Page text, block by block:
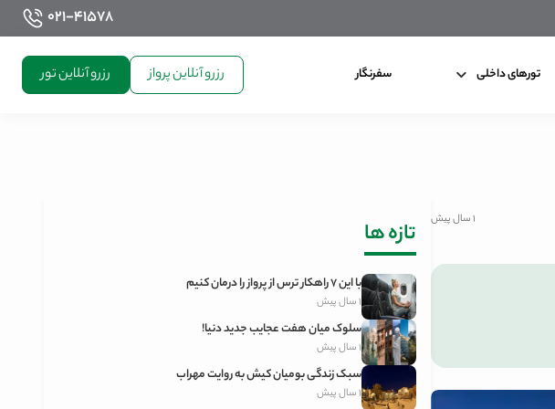
021-41578
تورهای داخلی سفرنگار رزرو آنلاین پرواز رزرو آنلاین تور
1 سال پیش تازه ‌ها
با این 7 راهکار ترس از پرواز را درمان کنیم
1 سال پیش
سلوک میان هفت عجایب جدید دنیا!
1 سال پیش
سبک زندگی بومیان کیش به روایت مهراب
1 سال پیش